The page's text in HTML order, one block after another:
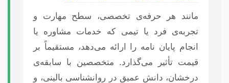
مانند هر حرفه‌ی تخصصی، سطح مهارت و
تجربه‌ی فرد یا تیمی که خدمات مشاوره یا
انجام پایان نامه را ارائه می‌دهد، مستقیماً بر
قیمت تأثیر می‌گذارد. متخصصین با سابقه‌ی
درخشان، دانش عمیق در روانشناسی بالینی، و